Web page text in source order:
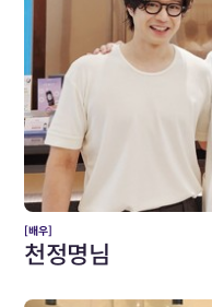
[배우]
천정명님